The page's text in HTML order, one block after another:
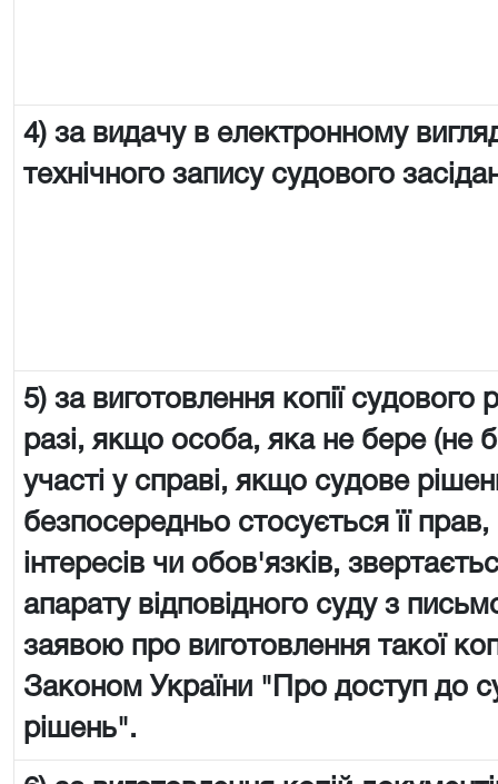
4) за видачу в електронному
технічного запису судового
5) за виготовлення копії судового
разі, якщо особа, яка не бере (не
участі у справі, якщо судове
безпосередньо стосується її
інтересів чи обов'язків,
апарату відповідного суду з
заявою про виготовлення такої
Законом України "Про доступ до
рішень".